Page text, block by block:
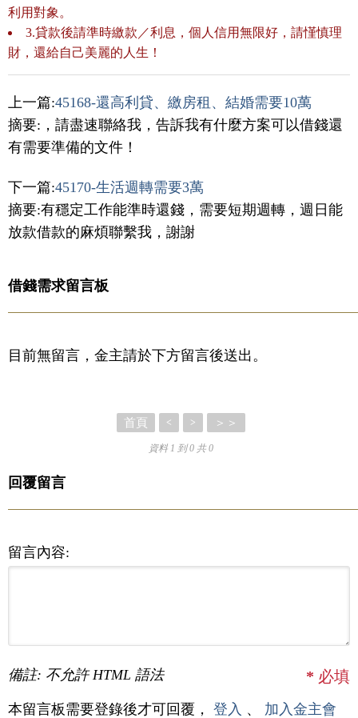
利用對象。
3.貸款後請準時繳款／利息，個人信用無限好，請慬慎理
財，還給自己美麗的人生！
上一篇:45168-還高利貸、繳房租、結婚需要10萬
摘要:，請盡速聯絡我，告訴我有什麼方案可以借錢還
有需要準備的文件！
下一篇:45170-生活週轉需要3萬
摘要:有穩定工作能準時還錢，需要短期週轉，週日能
放款借款的麻煩聯繫我，謝謝
借錢需求留言板
目前無留言，金主請於下方留言後送出。
首頁 < > ＞＞
資料 1 到 0 共 0
回覆留言
留言內容:
備註: 不允許 HTML 語法 * 必填
本留言板需要登錄後才可回覆， 登入 、 加入金主會